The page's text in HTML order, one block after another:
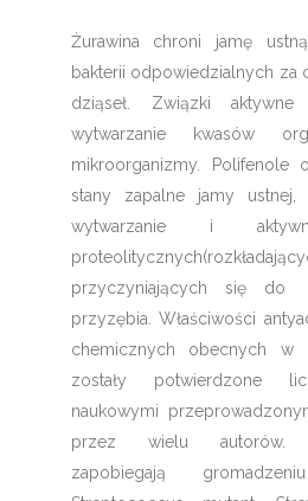
Żurawina chroni jamę
bakterii odpowiedzialnych za
dziąseł. Związki aktywne
wytwarzanie kwasów
mikroorganizmy. Polifenole
stany zapalne jamy ustnej,
wytwarzanie i
przyczyniających się
przyzębia. Właściwości
chemicznych obecnych w
zostały potwierdzone
naukowymi
przez wielu autorów.
zapobiegają